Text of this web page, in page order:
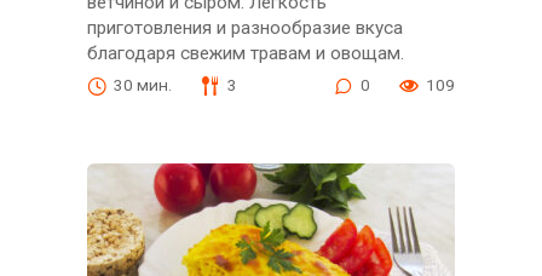
приготовления и разнообразие вкуса
благодаря свежим травам и овощам.
30 мин. 3 0 109